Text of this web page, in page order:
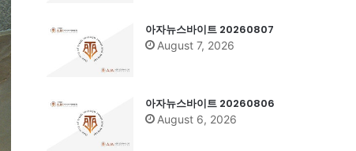
아자뉴스바이트 20260807
August 7, 2026
아자뉴스바이트 20260806
August 6, 2026